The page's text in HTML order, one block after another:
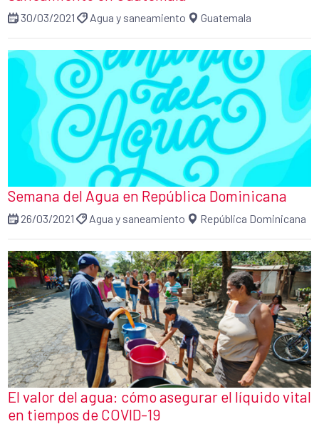
30/03/2021 Agua y saneamiento Guatemala
Semana del Agua en República Dominicana
26/03/2021 Agua y saneamiento República Dominicana
El valor del agua: cómo asegurar el líquido vital
en tiempos de COVID-19